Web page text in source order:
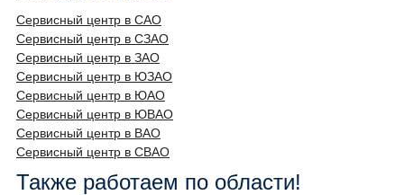
Сервисный центр в САО
Сервисный центр в СЗАО
Сервисный центр в ЗАО
Сервисный центр в ЮЗАО
Сервисный центр в ЮАО
Сервисный центр в ЮВАО
Сервисный центр в ВАО
Сервисный центр в СВАО
Также работаем по области!